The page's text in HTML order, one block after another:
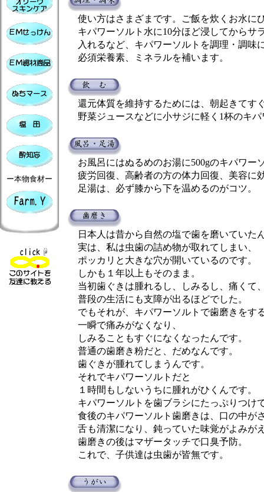
ー本物食材ー
使い方はさまざまです。ご飯を炊くお水に
キパワーソルト水に10分ほど浸してからサ
入れるなど、キパワーソルトを調理・調味
必須栄養素、ミネラルを補います。
還元体質を維持するためには、朝起きてす
野菜ジュースなどに小サジに軽く1杯のキパ
お風呂にはぬるめのお湯に500gのキパワー
疲労回復、高齢者の方の体力回復、美容に
足湯は、必ず膝から下を温めるのがコツ。
日本人は昔から自然の塩で歯を磨いていた
実は、私は虫歯の詰め物が取れてしまい、
ポッカリと大きな穴が開いているのです。
しかも１年以上もそのまま。
当初歯ぐきは腫れるし、しみるし、痛くて
普段の生活にも支障が出るほどでした。
でもそれが、キパワーソルトで歯磨きをす
一瞬で痛みがなくなり、
しみることもすぐになくなったんです。
普通の歯磨き粉だと、だめなんです。
歯ぐきが腫れてしまうんです。
それでキパワーソルトだと
１時間もしないうちに腫れがひくんです。
キパワーソルトを歯ブラシにたっぷりつけ
食後のキパワーソルト歯磨きは、口の中が
舌も清潔になり、鈍っていた味覚がよみが
歯磨きの後はマザータッチで口臭予防。
これで、子供達は虫歯が皆無です。